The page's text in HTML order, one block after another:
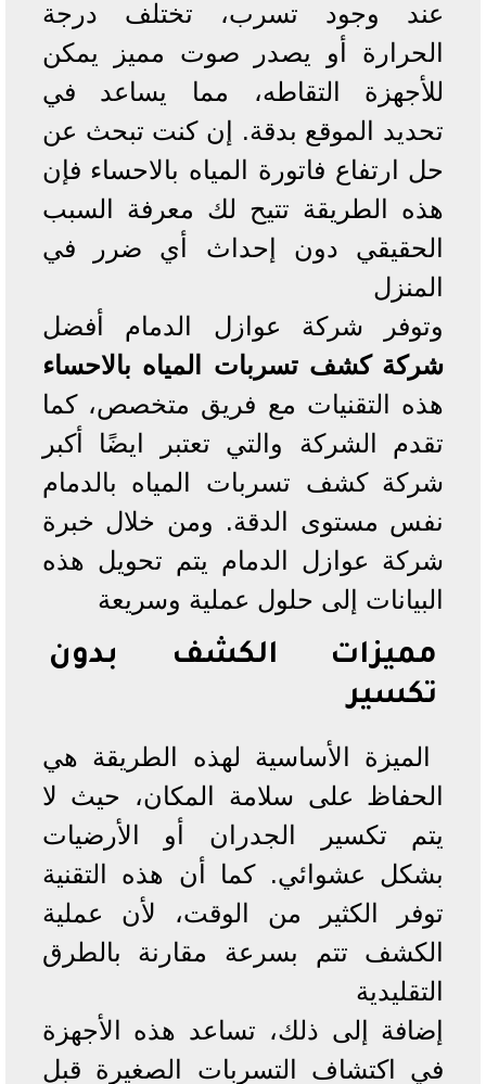
عند وجود تسرب، تختلف درجة
الحرارة أو يصدر صوت مميز يمكن
للأجهزة التقاطه، مما يساعد في
تحديد الموقع بدقة. إن كنت تبحث عن
حل ارتفاع فاتورة المياه بالاحساء فإن
هذه الطريقة تتيح لك معرفة السبب
الحقيقي دون إحداث أي ضرر في
المنزل
وتوفر شركة عوازل الدمام أفضل
شركة كشف تسربات المياه بالاحساء
هذه التقنيات مع فريق متخصص، كما
تقدم الشركة والتي تعتبر ايضًا أكبر
شركة كشف تسربات المياه بالدمام
نفس مستوى الدقة. ومن خلال خبرة
شركة عوازل الدمام يتم تحويل هذه
البيانات إلى حلول عملية وسريعة
مميزات الكشف بدون
تكسير
الميزة الأساسية لهذه الطريقة هي
الحفاظ على سلامة المكان، حيث لا
يتم تكسير الجدران أو الأرضيات
بشكل عشوائي. كما أن هذه التقنية
توفر الكثير من الوقت، لأن عملية
الكشف تتم بسرعة مقارنة بالطرق
التقليدية
إضافة إلى ذلك، تساعد هذه الأجهزة
في اكتشاف التسربات الصغيرة قبل